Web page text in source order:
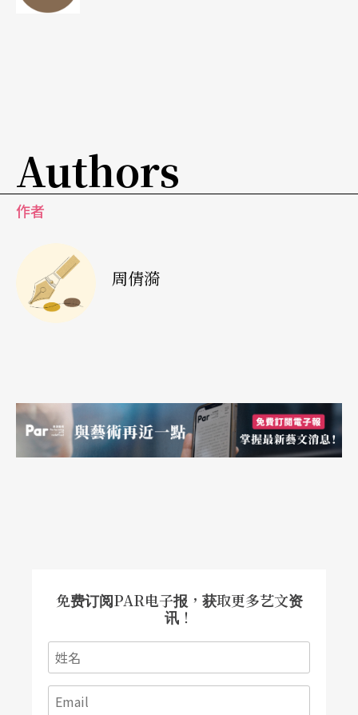
下钻是因不愿自身被看到、不想面对外界，而地板
黑暗中舞蹈，摸黑前行……我不知道在害怕什么，
恐惧从深处出来。」经过第二次、第三次的尝试，
那股害怕的力道才慢慢减轻。学员从身体出发，观
活与人际层面，正是清晰觉知所带给生命的力量。
在此，「自发性舞蹈」是关键元素，它完全不须专
而会经历突破压抑、敞开感知及激发想像和能量之
流来自然引发动作的奇妙历程。林雅雯除了用音乐
引导学员，也轮番使用口说叙述、象征比喻、画面
是带出身体质感，让能量流动。「一切要回归到身
体。」林雅雯说：「当跳舞时，动身体时，不仅自
己与自己在一起，能量得以流动和释放。」更棒的
体验是，身体舞动、气动、能量流动之后，「静下
Authors
作者
周倩漪
免费订阅PAR电子报，获取更多艺文资
讯！